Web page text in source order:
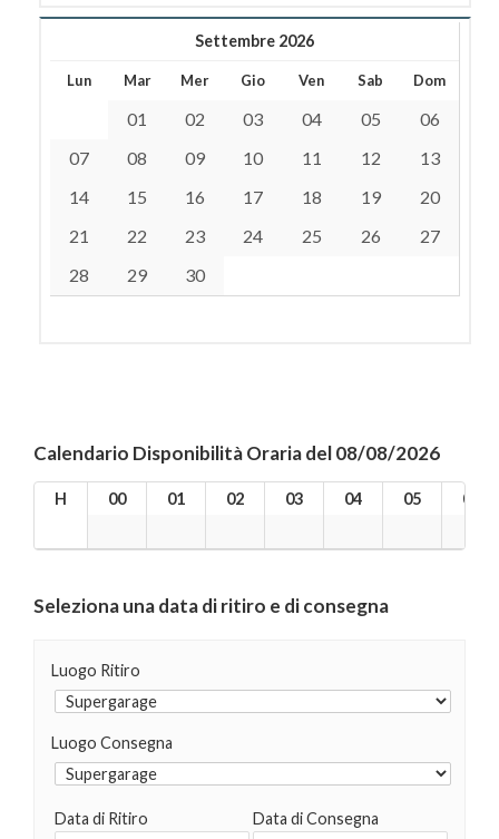
Settembre 2026
Lun Mar Mer Gio Ven Sab Dom
01 02 03 04 05
06
07
08 09 10 11 12
13
14
15 16 17 18 19
20
21
22 23 24 25 26
27
28
29 30
Calendario Disponibilità Oraria del 08/08/2026
H 00 01 02 03 04 05 06
Seleziona una data di ritiro e di consegna
Luogo Ritiro
Luogo Consegna
Data di Ritiro Data di Consegna